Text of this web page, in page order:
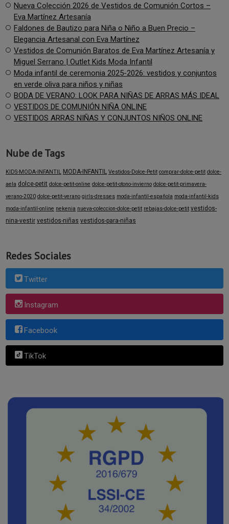
Nueva Colección 2026 de Vestidos de Comunión Cortos –
Eva Martínez Artesanía
Faldones de Bautizo para Niña o Niño a Buen Precio –
Elegancia Artesanal con Eva Martínez
Vestidos de Comunión Baratos de Eva Martínez Artesanía y
Miguel Serrano | Outlet Kids Moda Infantil
Moda infantil de ceremonia 2025-2026: vestidos y conjuntos
en verde oliva para niños y niñas
BODA DE VERANO: LOOK PARA NIÑAS DE ARRAS MÁS IDEAL
VESTIDOS DE COMUNIÓN NIÑA ONLINE
VESTIDOS ARRAS NIÑAS Y CONJUNTOS NIÑOS ONLINE
Nube de Tags
KIDS-MODA-INFANTIL MODA-INFANTIL Vestidos-Dolce-Petit comprar-dolce-petit dolce-
aela dolce-petit dolce-petit-online dolce-petit-otono-invierno dolce-petit-primavera-
verano-2020 dolce-petit-verano girls-dresses moda-infantil-española moda-infantil-kids
moda-infantil-online nekenia nueva-coleccion-dolce-petit rebajas-dolce-petit vestidos-
nina-vestir vestidos-niñas vestidos-para-niñas
Redes Sociales
Twitter
Instagram
Facebook
TikTok